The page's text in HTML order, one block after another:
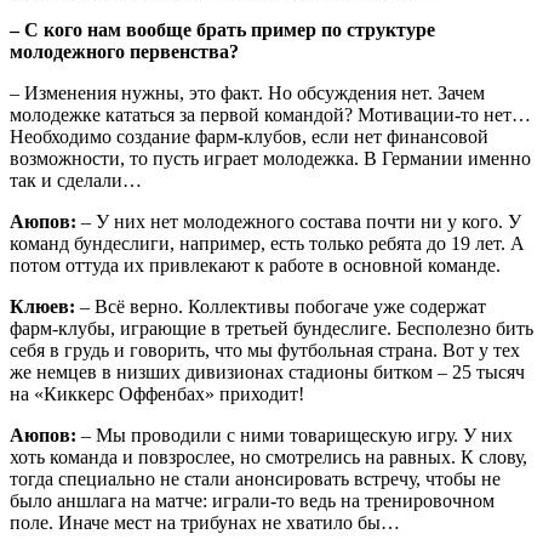
– С кого нам вообще брать пример по структуре
молодежного первенства?
– Изменения нужны, это факт. Но обсуждения нет. Зачем
молодежке кататься за первой командой? Мотивации-то нет…
Необходимо создание фарм-клубов, если нет финансовой
возможности, то пусть играет молодежка. В Германии именно
так и сделали…
Аюпов: – У них нет молодежного состава почти ни у кого. У
команд бундеслиги, например, есть только ребята до 19 лет. А
потом оттуда их привлекают к работе в основной команде.
Клюев: – Всё верно. Коллективы побогаче уже содержат
фарм-клубы, играющие в третьей бундеслиге. Бесполезно бить
себя в грудь и говорить, что мы футбольная страна. Вот у тех
же немцев в низших дивизионах стадионы битком – 25 тысяч
на «Киккерс Оффенбах» приходит!
Аюпов: – Мы проводили с ними товарищескую игру. У них
хоть команда и повзрослее, но смотрелись на равных. К слову,
тогда специально не стали анонсировать встречу, чтобы не
было аншлага на матче: играли-то ведь на тренировочном
поле. Иначе мест на трибунах не хватило бы…